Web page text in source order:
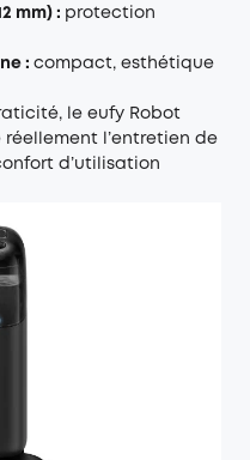
mm) : protection
: compact, esthétique
le eufy Robot
réellement l’entretien de
d’utilisation